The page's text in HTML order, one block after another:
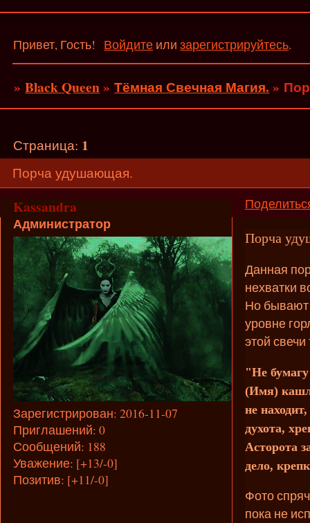
Привет, Гость! Войдите илизарегистрируйтесь.
»Black Queen»Тёмная Свечная Магия. »
Порча удушающая.
Страница: 1
Kassandra
Администратор
Зарегистрирован: 2016-11-07
Приглашений: 0
Сообщений: 188
Уважение: [+13/-0]
Позитив: [+11/-0]
Порча
Данная
нехватки
Но бывают
уровне
этой
"Не
(Имя)
не
духота,
Асторота
дело,
Фото
пока не